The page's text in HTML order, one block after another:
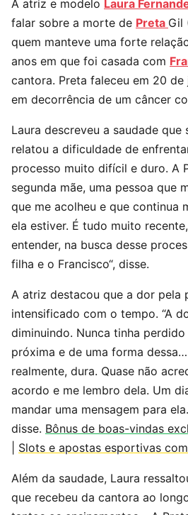
A atriz e modelo Laura
falar sobre a morte de Preta Gil
quem manteve uma forte
anos em que foi casada com
cantora. Preta faleceu em 20 de
em decorrência de um câncer
Laura descreveu a saudade
relatou a dificuldade de
processo muito difícil e duro. A
segunda mãe, uma pessoa que
que me acolheu e que continua
ela estiver. É tudo muito
entender, na busca desse
filha e o Francisco“, disse.
A atriz destacou que a dor pela
intensificado com o tempo. “A
diminuindo. Nunca tinha
próxima e de uma forma
realmente, dura. Quase não
acordo e me lembro dela. Um
mandar uma mensagem para
disse. Bônus de boas-vindas
Slots e apostas esportivas
Além da saudade, Laura
que recebeu da cantora ao